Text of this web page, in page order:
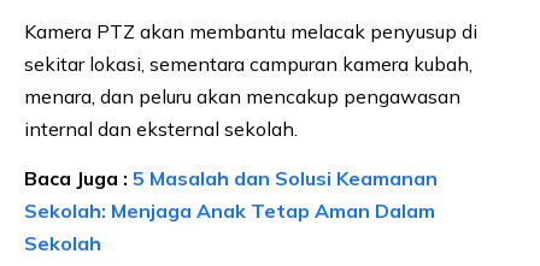
Kamera PTZ akan membantu melacak penyusup di
sekitar lokasi, sementara campuran kamera kubah,
menara, dan peluru akan mencakup pengawasan
internal dan eksternal sekolah.
Baca Juga : 5 Masalah dan Solusi Keamanan
Sekolah: Menjaga Anak Tetap Aman Dalam
Sekolah